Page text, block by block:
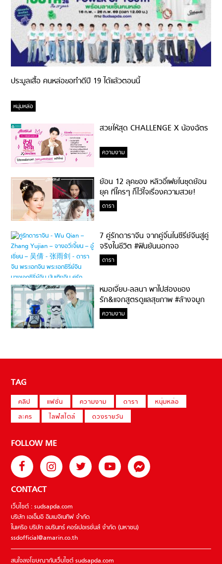
ประมูลเสื้อ คนหล่อขอทำดีปี 19 ได้แล้วตอนนี้
หนุ่มหล่อ
สวยให้สุด CHALLENGE X น้องฉัตร
ความงาม
ย้อน 12 ลุคของ หลิวอี้เฟยในชุดย้อน
ยุค ที่ใครๆ ก็ไว้ใจเรื่องความสวย!
ดารา
7 คู่รักดาราจีน จากคู่จิ้นในซีรี่ย์จีนสู่คู่
จริงในชีวิต #ฟินยันนอกจอ
ดารา
หมอเจี๊ยบ-ลลนา พาไปส่องของ
รัก&แจกสูตรดูแลสุขภาพ #ล้างจมูก
ไม่ยากจะสอนให้
ความงาม
TAG
คลิป แฟชั่น ความงาม ดารา
หนุ่มหล่อ
ละคร
ไลฟ์สไตล์ ดวงรายวัน
FOLLOW ME
CONTACT
เว็บไซต์ : sudsapda.com
บริษัท เอเอ็มอี อิมเมจิเนทีฟ จำกัด
ในเครือ บริษัท อมรินทร์ คอร์เปอเรชั่นส์ จำกัด (มหาชน)
ssdofficial@amarin.co.th
สนใจลงโฆษณากับเว็บไซต์ sudsapda.com